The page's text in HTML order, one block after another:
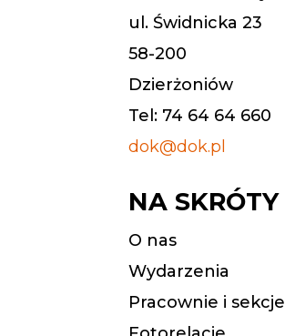
ul. Świdnicka 23
58-200
Dzierżoniów
Tel: 74 64 64 660
dok@dok.pl
NA SKRÓTY
O nas
Wydarzenia
Pracownie i sekcje